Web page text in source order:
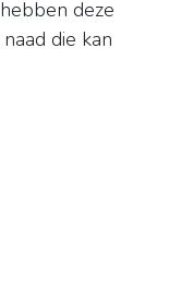
deze
die kan